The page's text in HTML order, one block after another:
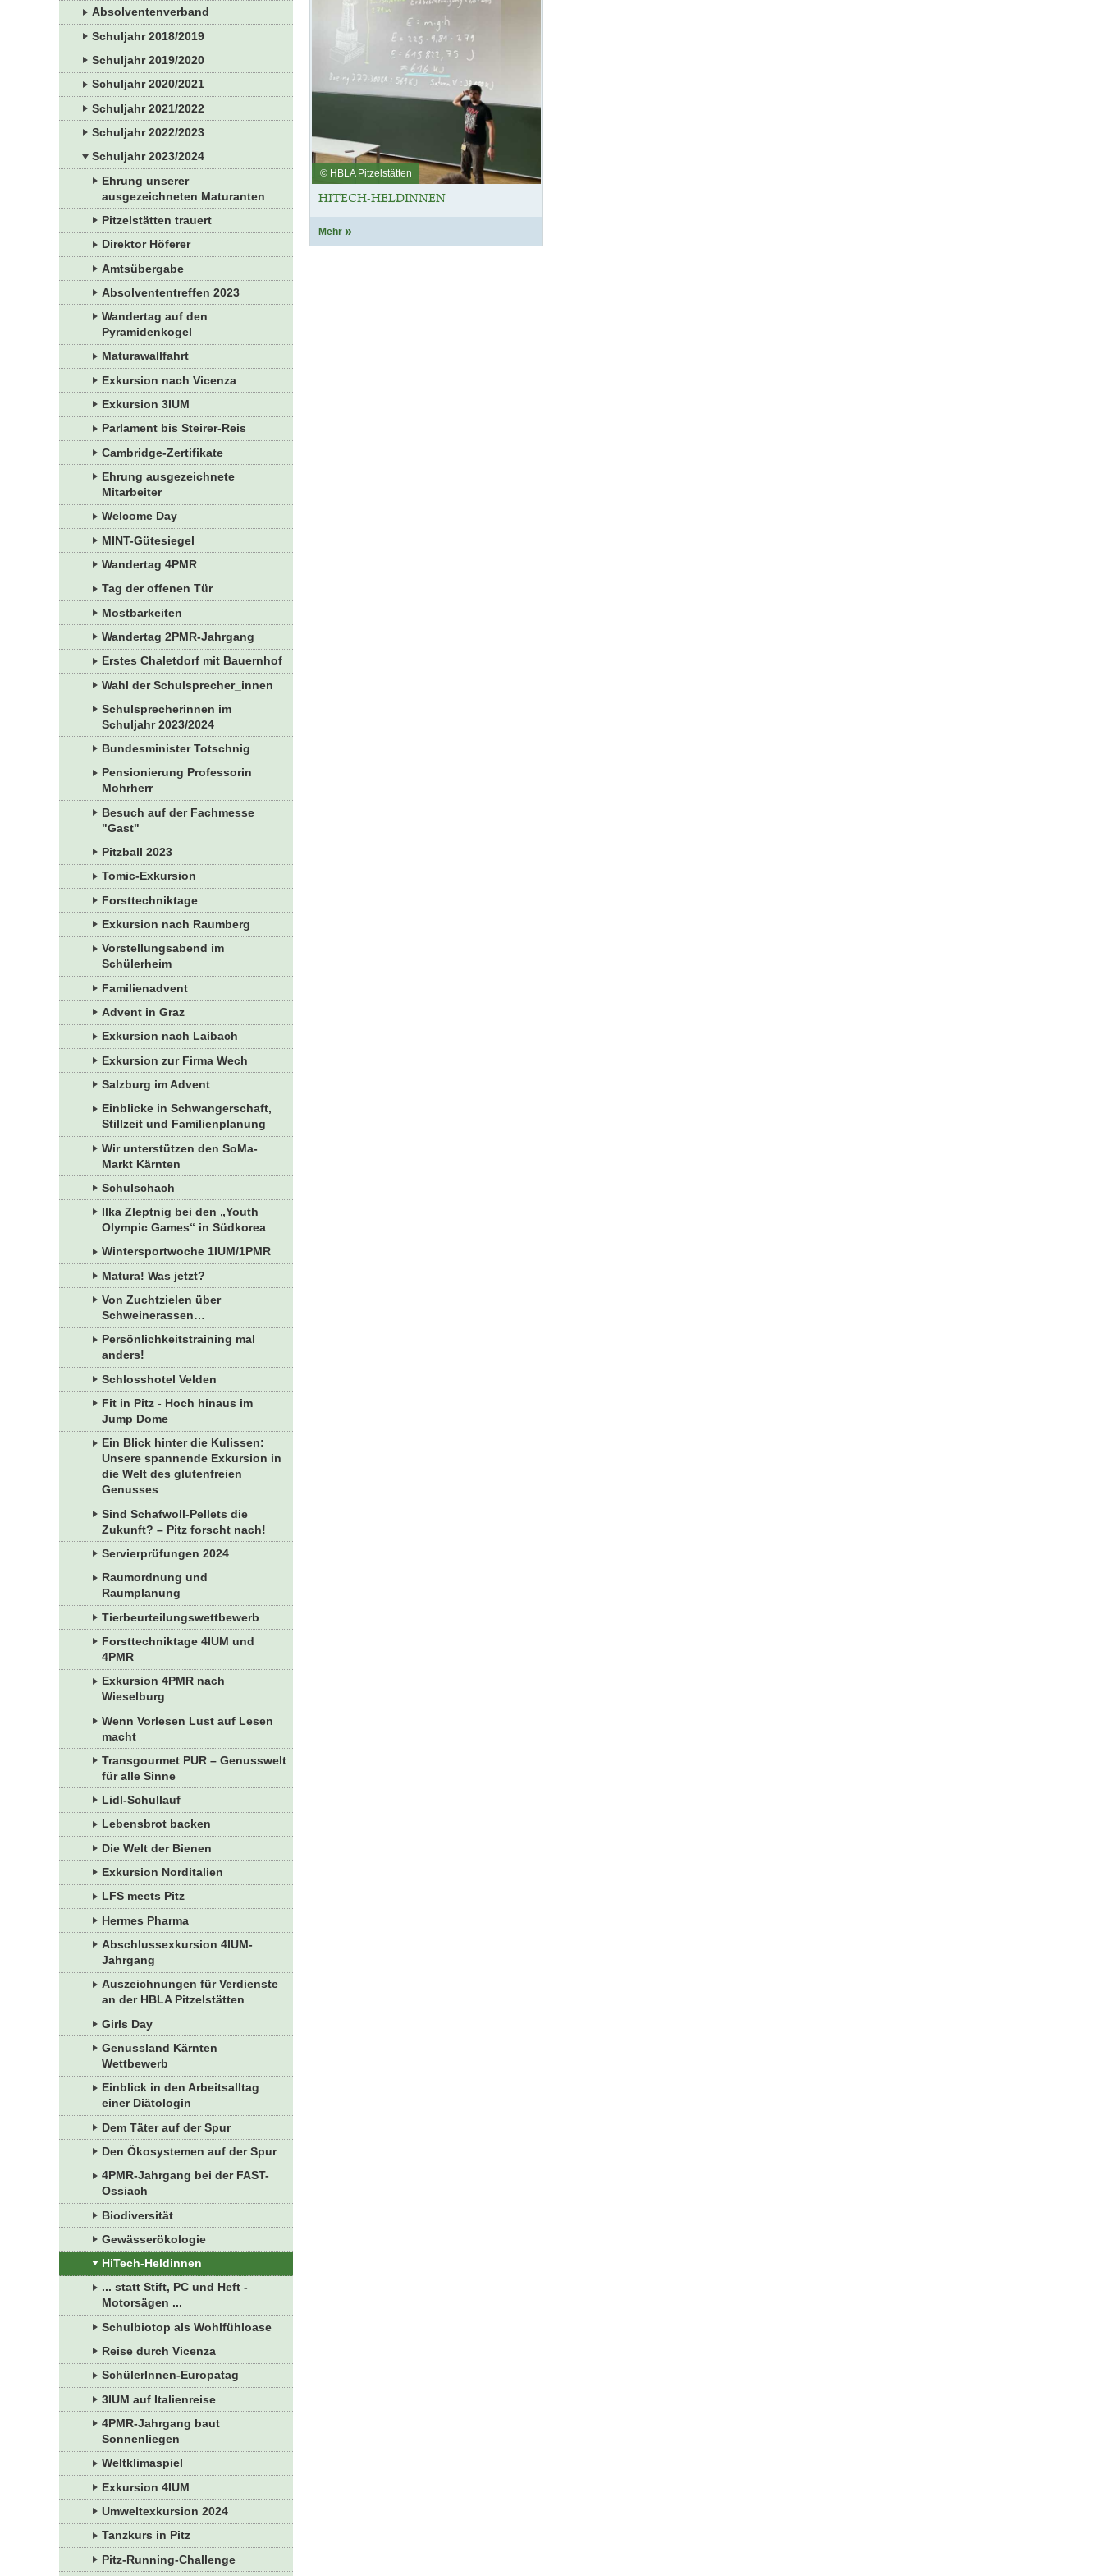
Absolventenverband
Schuljahr 2018/2019
Schuljahr 2019/2020
Schuljahr 2020/2021
Schuljahr 2021/2022
Schuljahr 2022/2023
Schuljahr 2023/2024
Ehrung unserer
ausgezeichneten Maturanten
Pitzelstätten trauert
Direktor Höferer
Amtsübergabe
Absolvententreffen 2023
Wandertag auf den
Pyramidenkogel
Maturawallfahrt
Exkursion nach Vicenza
Exkursion 3IUM
Parlament bis Steirer-Reis
Cambridge-Zertifikate
Ehrung ausgezeichnete
Mitarbeiter
Welcome Day
MINT-Gütesiegel
Wandertag 4PMR
Tag der offenen Tür
Mostbarkeiten
Wandertag 2PMR-Jahrgang
Erstes Chaletdorf mit Bauernhof
Wahl der Schulsprecher_innen
Schulsprecherinnen im
Schuljahr 2023/2024
Bundesminister Totschnig
Pensionierung Professorin
Mohrherr
Besuch auf der Fachmesse
"Gast"
Pitzball 2023
Tomic-Exkursion
Forsttechniktage
Exkursion nach Raumberg
Vorstellungsabend im
Schülerheim
Familienadvent
Advent in Graz
Exkursion nach Laibach
Exkursion zur Firma Wech
Salzburg im Advent
Einblicke in Schwangerschaft,
Stillzeit und Familienplanung
Wir unterstützen den SoMa-
Markt Kärnten
Schulschach
Ilka Zleptnig bei den „Youth
Olympic Games“ in Südkorea
Wintersportwoche 1IUM/1PMR
Matura! Was jetzt?
Von Zuchtzielen über
Schweinerassen…
Persönlichkeitstraining mal
anders!
Schlosshotel Velden
Fit in Pitz - Hoch hinaus im
Jump Dome
Ein Blick hinter die Kulissen:
Unsere spannende Exkursion in
die Welt des glutenfreien
Genusses
Sind Schafwoll-Pellets die
Zukunft? – Pitz forscht nach!
Servierprüfungen 2024
Raumordnung und
Raumplanung
Tierbeurteilungswettbewerb
Forsttechniktage 4IUM und
4PMR
Exkursion 4PMR nach
Wieselburg
Wenn Vorlesen Lust auf Lesen
macht
Transgourmet PUR – Genusswelt
für alle Sinne
Lidl-Schullauf
Lebensbrot backen
Die Welt der Bienen
Exkursion Norditalien
LFS meets Pitz
Hermes Pharma
Abschlussexkursion 4IUM-
Jahrgang
Auszeichnungen für Verdienste
an der HBLA Pitzelstätten
Girls Day
Genussland Kärnten
Wettbewerb
Einblick in den Arbeitsalltag
einer Diätologin
Dem Täter auf der Spur
Den Ökosystemen auf der Spur
4PMR-Jahrgang bei der FAST-
Ossiach
Biodiversität
Gewässerökologie
HiTech-Heldinnen
... statt Stift, PC und Heft -
Motorsägen ...
Schulbiotop als Wohlfühloase
Reise durch Vicenza
SchülerInnen-Europatag
3IUM auf Italienreise
4PMR-Jahrgang baut
Sonnenliegen
Weltklimaspiel
Exkursion 4IUM
Umweltexkursion 2024
Tanzkurs in Pitz
Pitz-Running-Challenge
© HBLA Pitzelstätten
HITECH-HELDINNEN
Mehr